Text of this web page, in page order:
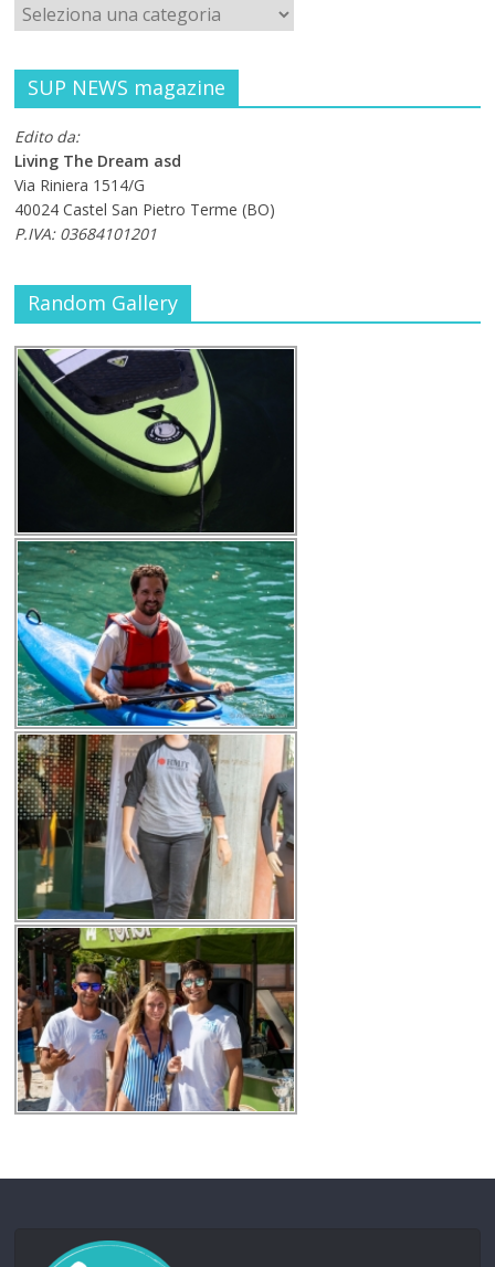
SUP NEWS magazine
Edito da:
Living The Dream asd
Via Riniera 1514/G
40024 Castel San Pietro Terme (BO)
P.IVA: 03684101201
Random Gallery